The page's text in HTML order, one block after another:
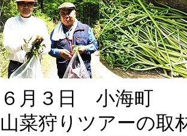
６月３日 小海町
山菜狩りツアーの取